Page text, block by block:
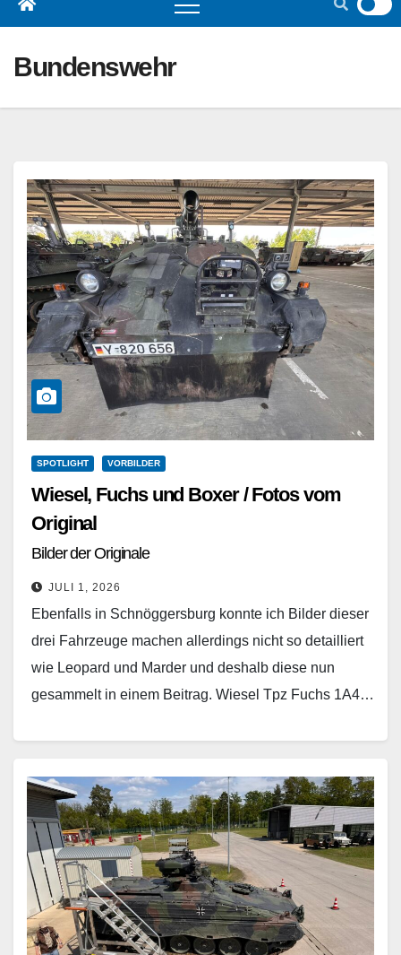
Bundenswehr
SPOTLIGHT VORBILDER
Wiesel, Fuchs und Boxer / Fotos vom
Original
Bilder der Originale
JULI 1, 2026
Ebenfalls in Schnöggersburg konnte ich Bilder dieser
drei Fahrzeuge machen allerdings nicht so detailliert
wie Leopard und Marder und deshalb diese nun
gesammelt in einem Beitrag. Wiesel Tpz Fuchs 1A4…